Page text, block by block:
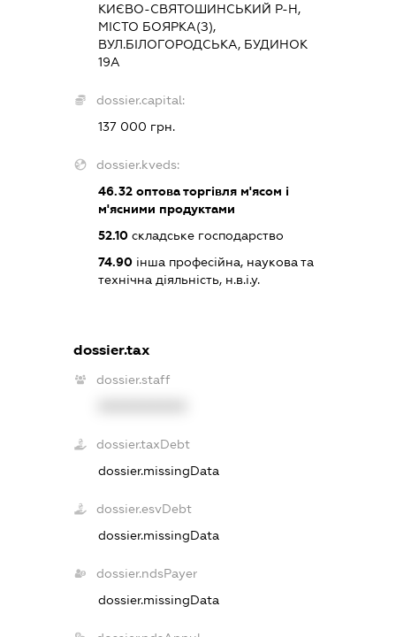
КИЄВО-СВЯТОШИНСЬКИЙ Р-Н,
МІСТО БОЯРКА(З),
ВУЛ.БІЛОГОРОДСЬКА, БУДИНОК
19А
dossier.capital:
137 000 грн.
dossier.kveds:
46.32 оптова торгівля м'ясом і
м'ясними продуктами
52.10 складське господарство
74.90 інша професійна, наукова та
технічна діяльність, н.в.і.у.
dossier.tax
dossier.staff
dossier.taxDebt
dossier.missingData
dossier.esvDebt
dossier.missingData
dossier.ndsPayer
dossier.missingData